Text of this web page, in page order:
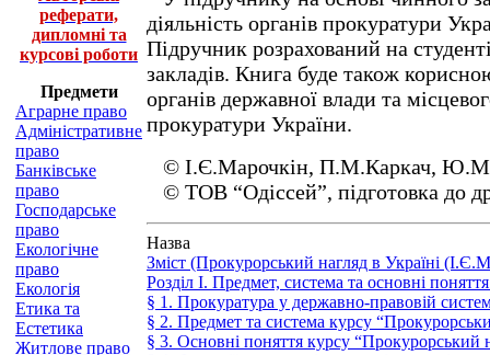
реферати,
дипломні та
курсові роботи
Предмети
Аграрне право
Адміністративне
право
Банківське
право
Господарське
право
Екологічне
право
Екологія
Етика та
Естетика
Житлове право
діяльність органів прокуратури
Підручник розрахований на
закладів. Книга буде також
органів державної влади та
прокуратури України.
© І.Є.Марочкін, П.М.Каркач,
© ТОВ “Одіссей”, підготовка до
Назва
Зміст (Прокурорський нагляд в Україні
Розділ І. Предмет, система та основні
§ 1. Прокуратура у державно-правовій
§ 2. Предмет та система курсу
§ 3. Основні поняття курсу “Прокурорський